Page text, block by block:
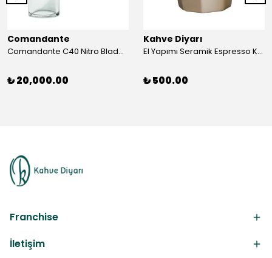
Comandante
Comandante C40 Nitro Blade Racing Green MK4
₺ 20,000.00
Kahve Diyarı
El Yapımı Seramik Espresso Kupası Büyük
₺ 500.00
Franchise
İletişim